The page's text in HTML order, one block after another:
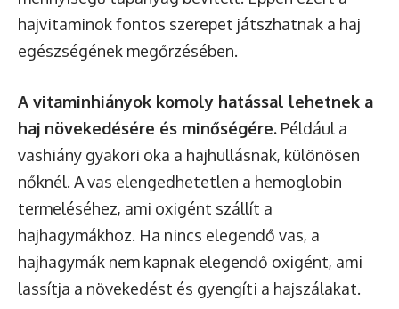
hajvitaminok fontos szerepet játszhatnak a haj
egészségének megőrzésében.
A vitaminhiányok komoly hatással lehetnek a
haj növekedésére és minőségére. Például a
vashiány gyakori oka a hajhullásnak, különösen
nőknél. A vas elengedhetetlen a hemoglobin
termeléséhez, ami oxigént szállít a
hajhagymákhoz. Ha nincs elegendő vas, a
hajhagymák nem kapnak elegendő oxigént, ami
lassítja a növekedést és gyengíti a hajszálakat.